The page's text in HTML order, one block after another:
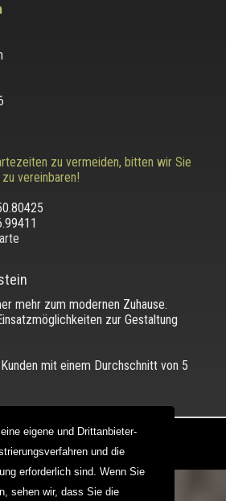
eigene und Drittanbieter-
und die
erforderlich sind. Wenn Sie
sehen wir, dass Sie die
eigene und Drittanbieter-
und die
erforderlich sind. Wenn Sie
sehen wir, dass Sie die
zu vermeiden, bitten wir Sie
vereinbaren!
mehr zum modernen Zuhause.
zur Gestaltung
mit einem Durchschnitt von 5
- 2026 | maasgmbh.com
Design |MAAG-Projekt